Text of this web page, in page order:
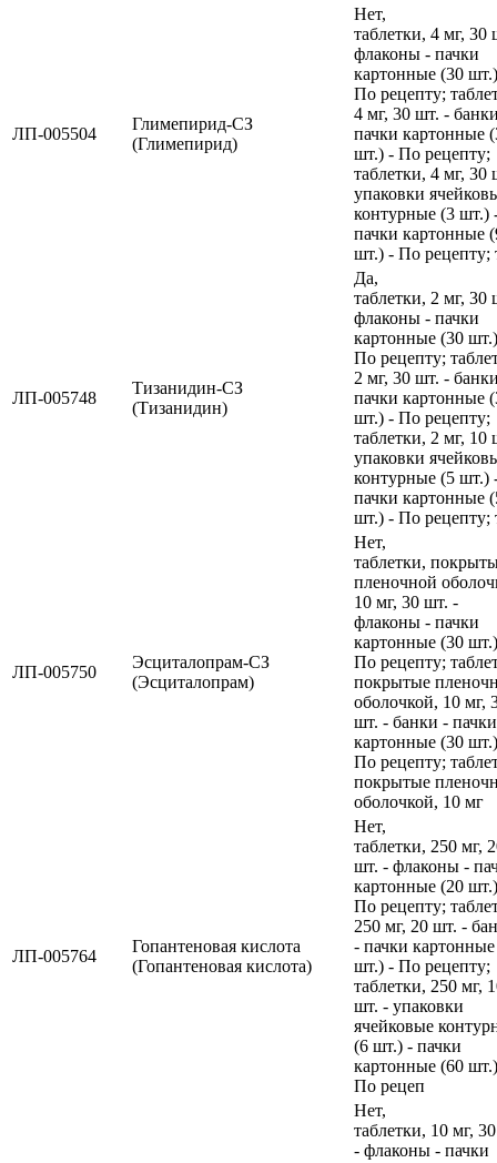
ЛП-005504
Глимепирид-СЗ
(Глимепирид)
Нет,
таблетки, 4 мг, 30
флаконы - пачки
картонные (30
По рецепту;
4 мг, 30 шт. -
пачки картонные
шт.) - По рецепту;
таблетки, 4 мг, 30
упаковки
контурные (3 шт.)
пачки картонные
шт.) - По рецепту;
ЛП-005748
Тизанидин-СЗ
(Тизанидин)
Да,
таблетки, 2 мг, 30
флаконы - пачки
картонные (30
По рецепту;
2 мг, 30 шт. -
пачки картонные
шт.) - По рецепту;
таблетки, 2 мг, 10
упаковки
контурные (5 шт.)
пачки картонные
шт.) - По рецепту;
ЛП-005750
Эсциталопрам-СЗ
(Эсциталопрам)
Нет,
таблетки,
пленочной
10 мг, 30 шт. -
флаконы - пачки
картонные (30
По рецепту;
покрытые
оболочкой, 10 мг,
шт. - банки - пачки
картонные (30
По рецепту;
покрытые
оболочкой, 10 мг
ЛП-005764
Гопантеновая кислота
(Гопантеновая кислота)
Нет,
таблетки, 250 мг,
шт. - флаконы -
картонные (20
По рецепту;
250 мг, 20 шт. -
- пачки
шт.) - По рецепту;
таблетки, 250 мг,
шт. - упаковки
ячейковые
(6 шт.) - пачки
картонные (60
По рецеп
Нет,
таблетки, 10 мг,
- флаконы - пачки